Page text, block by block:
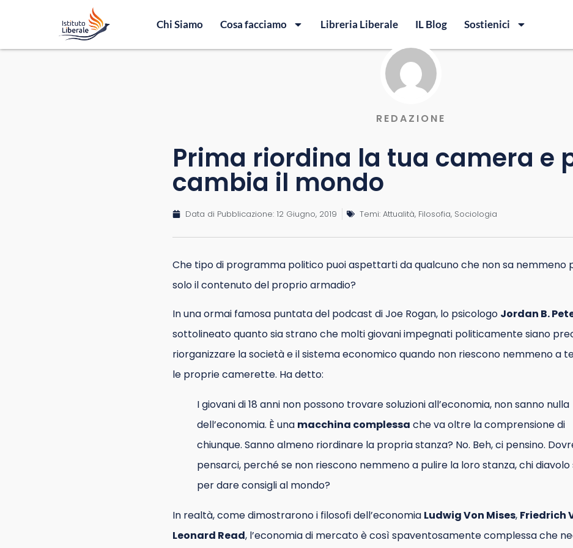
Chi Siamo Cosa facciamo Libreria Liberale IL Blog Sostienici
REDAZIONE
Prima riordina la tua camera e
cambia il mondo
Data di Pubblicazione: 12 Giugno, 2019 Temi: Attualità, Filosofia, Sociologia
Che tipo di programma politico puoi aspettarti da qualcuno che non sa nemmeno
solo il contenuto del proprio armadio?
In una ormai famosa puntata del podcast di Joe Rogan, lo psicologo Jordan B.
sottolineato quanto sia strano che molti giovani impegnati politicamente siano
riorganizzare la società e il sistema economico quando non riescono nemmeno a
le proprie camerette. Ha detto:
I giovani di 18 anni non possono trovare soluzioni all’economia, non sanno nulla
dell’economia. È una macchina complessa che va oltre la comprensione di
chiunque. Sanno almeno riordinare la propria stanza? No. Beh, ci pensino.
pensarci, perché se non riescono nemmeno a pulire la loro stanza, chi
per dare consigli al mondo?
In realtà, come dimostrarono i filosofi dell’economia Ludwig Von Mises, Friedrich
Leonard Read, l’economia di mercato è così spaventosamente complessa che